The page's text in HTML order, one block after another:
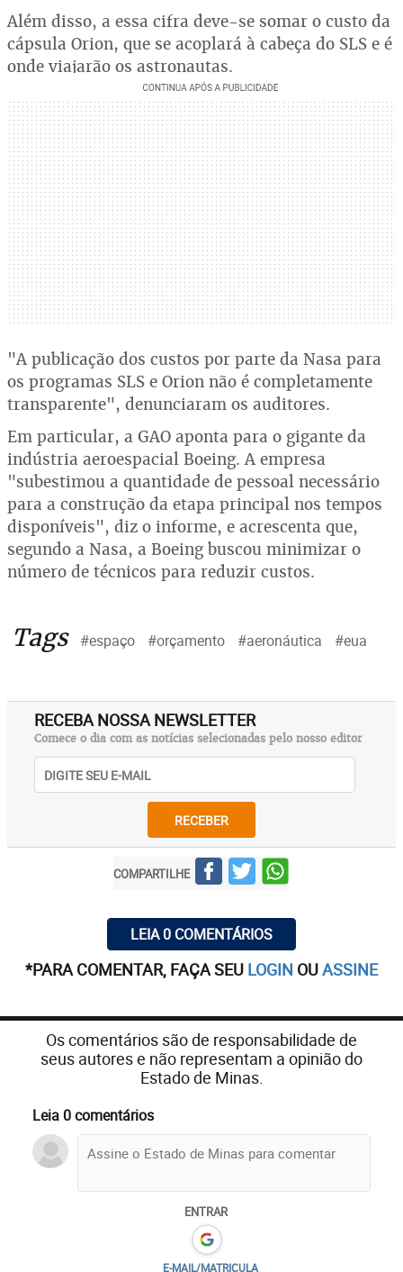
Além disso, a essa cifra deve-se somar o custo da
cápsula Orion, que se acoplará à cabeça do SLS e é
onde viajarão os astronautas.
"A publicação dos custos por parte da Nasa para
os programas SLS e Orion não é completamente
transparente", denunciaram os auditores.
Em particular, a GAO aponta para o gigante da
indústria aeroespacial Boeing. A empresa
"subestimou a quantidade de pessoal necessário
para a construção da etapa principal nos tempos
disponíveis", diz o informe, e acrescenta que,
segundo a Nasa, a Boeing buscou minimizar o
número de técnicos para reduzir custos.
Tags #espaço #orçamento #aeronáutica #eua
RECEBA NOSSA NEWSLETTER
Comece o dia com as notícias selecionadas pelo nosso editor
RECEBER
COMPARTILHE
LEIA 0 COMENTÁRIOS
*PARA COMENTAR, FAÇA SEU LOGIN OUASSINE
Os comentários são de responsabilidade de
seus autores e não representam a opinião do
Estado de Minas.
Leia 0 comentários
ENTRAR
E-MAIL/MATRICULA